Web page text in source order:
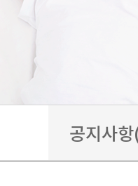
공지사